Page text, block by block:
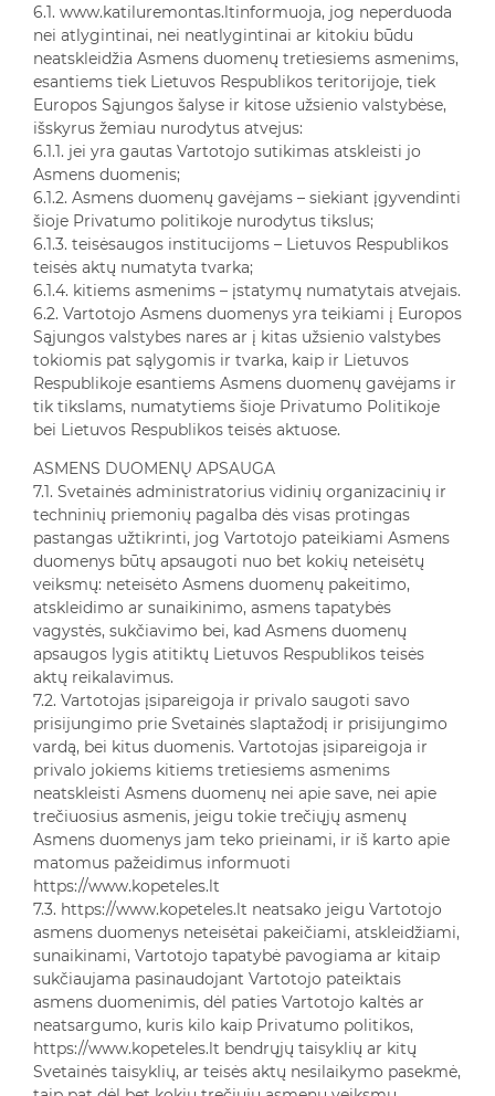
6.1. www.katiluremontas.ltinformuoja, jog neperduoda
nei atlygintinai, nei neatlygintinai ar kitokiu būdu
neatskleidžia Asmens duomenų tretiesiems asmenims,
esantiems tiek Lietuvos Respublikos teritorijoje, tiek
Europos Sąjungos šalyse ir kitose užsienio valstybėse,
išskyrus žemiau nurodytus atvejus:
6.1.1. jei yra gautas Vartotojo sutikimas atskleisti jo
Asmens duomenis;
6.1.2. Asmens duomenų gavėjams – siekiant įgyvendinti
šioje Privatumo politikoje nurodytus tikslus;
6.1.3. teisėsaugos institucijoms – Lietuvos Respublikos
teisės aktų numatyta tvarka;
6.1.4. kitiems asmenims – įstatymų numatytais atvejais.
6.2. Vartotojo Asmens duomenys yra teikiami į Europos
Sąjungos valstybes nares ar į kitas užsienio valstybes
tokiomis pat sąlygomis ir tvarka, kaip ir Lietuvos
Respublikoje esantiems Asmens duomenų gavėjams ir
tik tikslams, numatytiems šioje Privatumo Politikoje
bei Lietuvos Respublikos teisės aktuose.
ASMENS DUOMENŲ APSAUGA
7.1. Svetainės administratorius vidinių organizacinių ir
techninių priemonių pagalba dės visas protingas
pastangas užtikrinti, jog Vartotojo pateikiami Asmens
duomenys būtų apsaugoti nuo bet kokių neteisėtų
veiksmų: neteisėto Asmens duomenų pakeitimo,
atskleidimo ar sunaikinimo, asmens tapatybės
vagystės, sukčiavimo bei, kad Asmens duomenų
apsaugos lygis atitiktų Lietuvos Respublikos teisės
aktų reikalavimus.
7.2. Vartotojas įsipareigoja ir privalo saugoti savo
prisijungimo prie Svetainės slaptažodį ir prisijungimo
vardą, bei kitus duomenis. Vartotojas įsipareigoja ir
privalo jokiems kitiems tretiesiems asmenims
neatskleisti Asmens duomenų nei apie save, nei apie
trečiuosius asmenis, jeigu tokie trečiųjų asmenų
Asmens duomenys jam teko prieinami, ir iš karto apie
matomus pažeidimus informuoti
https://www.kopeteles.lt
7.3. https://www.kopeteles.lt neatsako jeigu Vartotojo
asmens duomenys neteisėtai pakeičiami, atskleidžiami,
sunaikinami, Vartotojo tapatybė pavogiama ar kitaip
sukčiaujama pasinaudojant Vartotojo pateiktais
asmens duomenimis, dėl paties Vartotojo kaltės ar
neatsargumo, kuris kilo kaip Privatumo politikos,
https://www.kopeteles.lt bendrųjų taisyklių ar kitų
Svetainės taisyklių, ar teisės aktų nesilaikymo pasekmė,